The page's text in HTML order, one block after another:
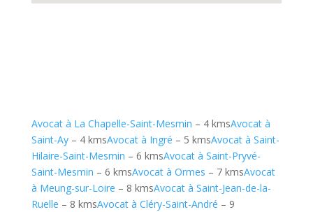
Avocat à La Chapelle-Saint-Mesmin – 4 kmsAvocat à
Saint-Ay– 4 kmsAvocat à Ingré – 5 kmsAvocat à Saint-
Hilaire-Saint-Mesmin – 6 kmsAvocat à Saint-Pryvé-
Saint-Mesmin – 6 kmsAvocat à Ormes – 7 kmsAvocat
à Meung-sur-Loire – 8 kmsAvocat à Saint-Jean-de-la-
Ruelle – 8 kmsAvocat à Cléry-Saint-André – 9